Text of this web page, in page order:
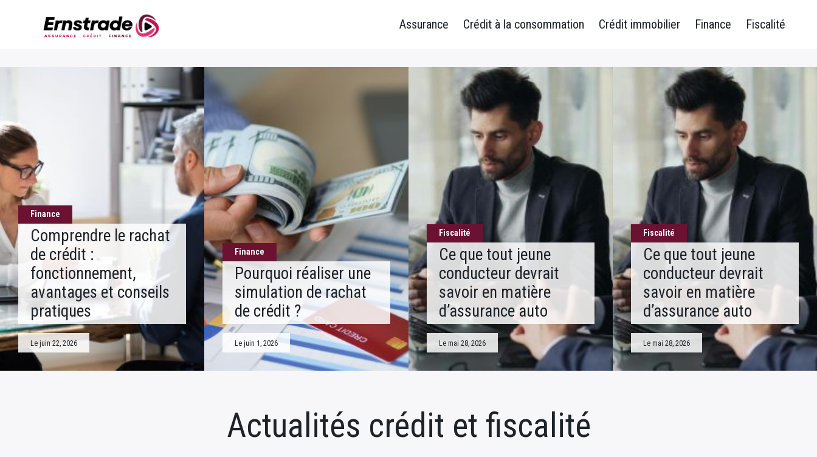
Finance
Comprendre le rachat
de crédit :
fonctionnement,
avantages et conseils
pratiques
Le juin 22, 2026
Finance
Pourquoi réaliser une
simulation de rachat
de crédit ?
Le juin 1, 2026
Fiscalité
Ce que tout jeune
conducteur devrait
savoir en matière
d’assurance auto
Le mai 28, 2026
Fiscalité
Ce que tout jeune
conducteur devrait
savoir en matière
d’assurance auto
Le mai 28, 2026
Actualités crédit et fiscalité
Assurance Crédit à la consommation Crédit immobilier Finance Fiscalité